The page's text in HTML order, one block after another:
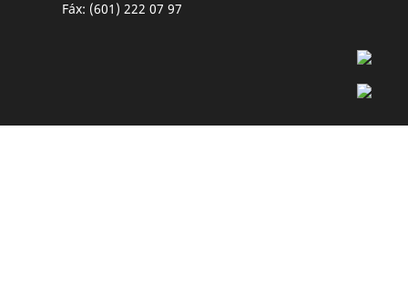
Fáx: (601) 222 07 97